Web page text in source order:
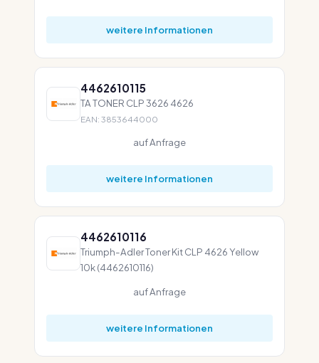
weitere Informationen
4462610115
TA TONER CLP 3626 4626
EAN: 3853644000
auf Anfrage
weitere Informationen
4462610116
Triumph-Adler Toner Kit CLP 4626 Yellow
10k (4462610116)
auf Anfrage
weitere Informationen